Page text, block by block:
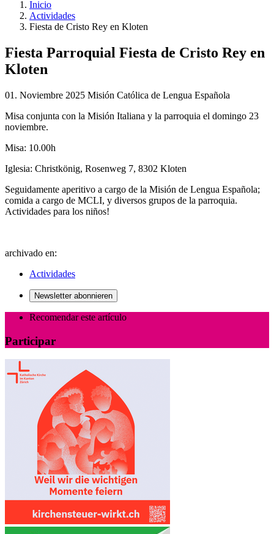
Inicio
Actividades
Fiesta de Cristo Rey en Kloten
Fiesta Parroquial Fiesta de Cristo Rey en
Kloten
01. Noviembre 2025 Misión Católica de Lengua Española
Misa conjunta con la Misión Italiana y la parroquia el domingo 23
noviembre.
Misa: 10.00h
Iglesia: Christkönig, Rosenweg 7, 8302 Kloten
Seguidamente aperitivo a cargo de la Misión de Lengua Española;
comida a cargo de MCLI, y diversos grupos de la parroquia.
Actividades para los niños!
archivado en:
Actividades
Newsletter abonnieren
Recomendar este artículo
Participar